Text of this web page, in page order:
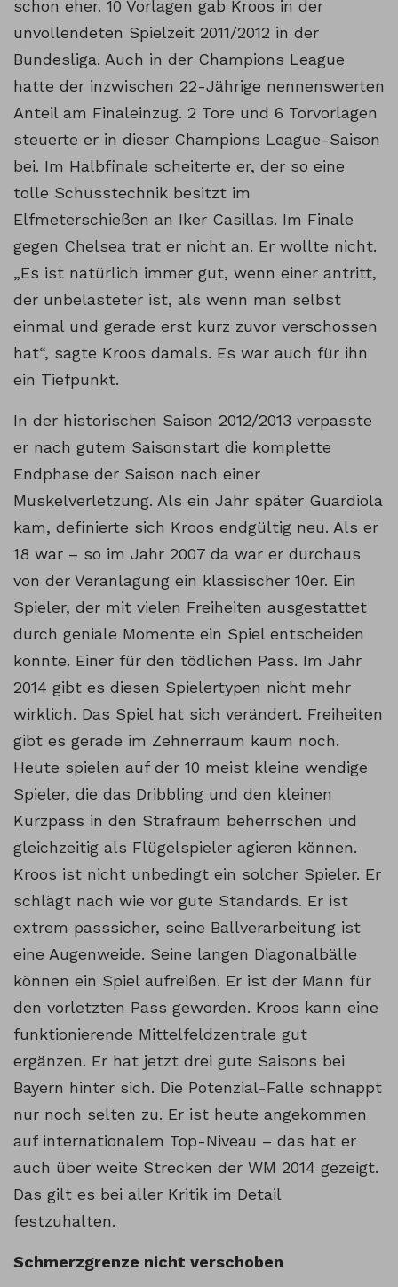
schon eher. 10 Vorlagen gab Kroos in der
unvollendeten Spielzeit 2011/2012 in der
Bundesliga. Auch in der Champions League
hatte der inzwischen 22-Jährige nennenswerten
Anteil am Finaleinzug. 2 Tore und 6 Torvorlagen
steuerte er in dieser Champions League-Saison
bei. Im Halbfinale scheiterte er, der so eine
tolle Schusstechnik besitzt im
Elfmeterschießen an Iker Casillas. Im Finale
gegen Chelsea trat er nicht an. Er wollte nicht.
„Es ist natürlich immer gut, wenn einer antritt,
der unbelasteter ist, als wenn man selbst
einmal und gerade erst kurz zuvor verschossen
hat“, sagte Kroos damals. Es war auch für ihn
ein Tiefpunkt.
In der historischen Saison 2012/2013 verpasste
er nach gutem Saisonstart die komplette
Endphase der Saison nach einer
Muskelverletzung. Als ein Jahr später Guardiola
kam, definierte sich Kroos endgültig neu. Als er
18 war – so im Jahr 2007 da war er durchaus
von der Veranlagung ein klassischer 10er. Ein
Spieler, der mit vielen Freiheiten ausgestattet
durch geniale Momente ein Spiel entscheiden
konnte. Einer für den tödlichen Pass. Im Jahr
2014 gibt es diesen Spielertypen nicht mehr
wirklich. Das Spiel hat sich verändert. Freiheiten
gibt es gerade im Zehnerraum kaum noch.
Heute spielen auf der 10 meist kleine wendige
Spieler, die das Dribbling und den kleinen
Kurzpass in den Strafraum beherrschen und
gleichzeitig als Flügelspieler agieren können.
Kroos ist nicht unbedingt ein solcher Spieler. Er
schlägt nach wie vor gute Standards. Er ist
extrem passsicher, seine Ballverarbeitung ist
eine Augenweide. Seine langen Diagonalbälle
können ein Spiel aufreißen. Er ist der Mann für
den vorletzten Pass geworden. Kroos kann eine
funktionierende Mittelfeldzentrale gut
ergänzen. Er hat jetzt drei gute Saisons bei
Bayern hinter sich. Die Potenzial-Falle schnappt
nur noch selten zu. Er ist heute angekommen
auf internationalem Top-Niveau – das hat er
auch über weite Strecken der WM 2014 gezeigt.
Das gilt es bei aller Kritik im Detail
festzuhalten.
Schmerzgrenze nicht verschoben